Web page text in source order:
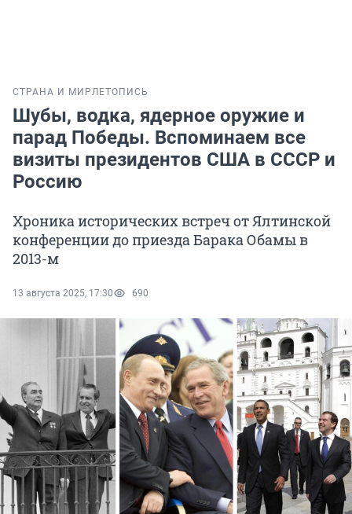
СТРАНА И МИРЛЕТОПИСЬ
Шубы, водка, ядерное оружие и
парад Победы. Вспоминаем все
визиты президентов США в СССР и
Россию
Хроника исторических встреч от Ялтинской
конференции до приезда Барака Обамы в
2013-м
13 августа 2025, 17:30 690